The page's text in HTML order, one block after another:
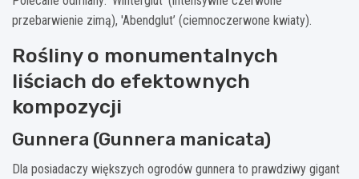
przebarwienie zimą), 'Abendglut’ (ciemnoczerwone kwiaty).
Rośliny o monumentalnych
liściach do efektownych
kompozycji
Gunnera (Gunnera manicata)
Dla posiadaczy większych ogrodów gunnera to prawdziwy gigant